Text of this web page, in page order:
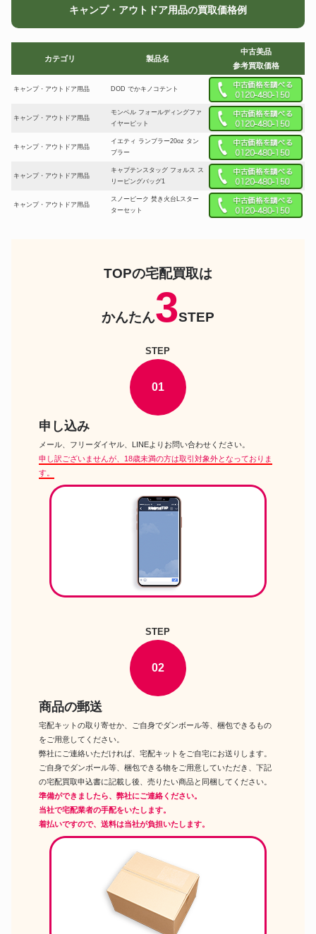
キャンプ・アウトドア用品の買取価格例
カテゴリ 製品名
中古美品
参考買取価格
キャンプ・アウトドア用品 DOD でかキノコテント
キャンプ・アウトドア用品
モンベル フォールディングファ
イヤーピット
キャンプ・アウトドア用品
イエティ ランブラー20oz タン
ブラー
キャンプ・アウトドア用品
キャプテンスタッグ フォルス ス
リーピングバッグ1
キャンプ・アウトドア用品
スノーピーク 焚き火台Lスター
ターセット
ムトンネルドーム
オガワ ツーアングルチェア
コールマン コックピットチェア
きつね目工房×TOMOS 薬莢ラン
チャムス バンブーテーブル
キャンプ・アウトドア用品
ブラックダイヤモンド トレイル
キャンプ・アウトドア用品
武井バーナー パープルストーブ
ベアボーンズリビング レイルロ
ードランタンLED
ヘリノックス Eナノドーム
イワタニ カセットガスアウトド
アヒーター
TOPの宅配買取は
かんたん3STEP
STEP
01
申し込み
メール、フリーダイヤル、LINEよりお問い合わせください。
申し訳ございませんが、18歳未満の方は取引対象外となっておりま
す。
STEP
02
商品の郵送
宅配キットの取り寄せか、ご自身でダンボール等、梱包できるもの
をご用意してください。
弊社にご連絡いただければ、宅配キットをご自宅にお送りします。
ご自身でダンボール等、梱包できる物をご用意していただき、下記
の宅配買取申込書に記載し後、売りたい商品と同梱してください。
準備ができましたら、弊社にご連絡ください。
当社で宅配業者の手配をいたします。
着払いですので、送料は当社が負担いたします。